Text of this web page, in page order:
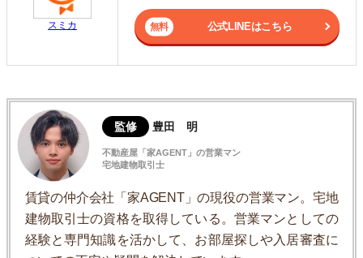
スミカ 公式LINEはこちら
監修 豊田 明
不動産屋「家AGENT」の営業マン
宅地建物取引士
賃貸の仲介会社「家AGENT」の現役の営業マン。宅地
建物取引士の資格を取得している。営業マンとしての
経験と専門知識を活かして、お部屋探しや入居審査に